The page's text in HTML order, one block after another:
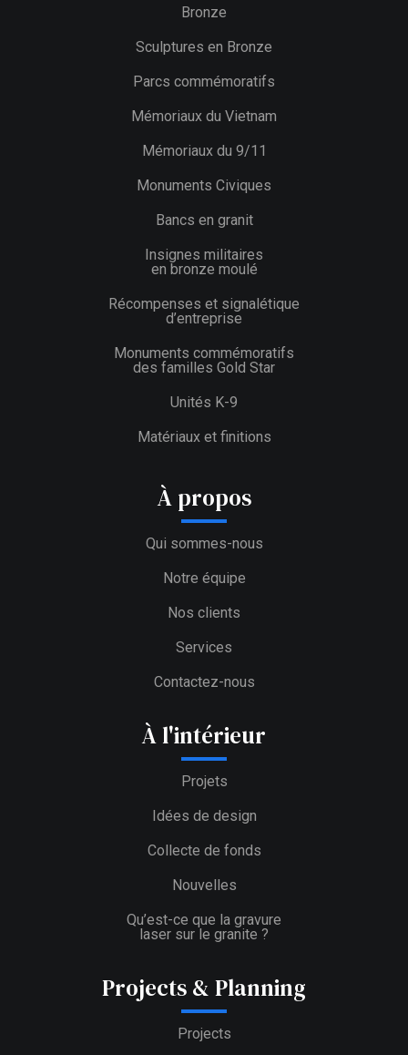
Bronze
Sculptures en Bronze
Parcs commémoratifs
Mémoriaux du Vietnam
Mémoriaux du 9/11
Monuments Civiques
Bancs en granit
Insignes militaires
en bronze moulé
Récompenses et signalétique
d’entreprise
Monuments commémoratifs
des familles Gold Star
Unités K-9
Matériaux et finitions
À propos
Qui sommes-nous
Notre équipe
Nos clients
Services
Contactez-nous
À l'intérieur
Projets
Idées de design
Collecte de fonds
Nouvelles
Qu’est-ce que la gravure
laser sur le granite ?
Projects & Planning
Projects